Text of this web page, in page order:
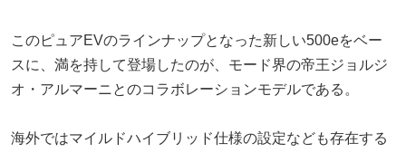
このピュアEVのラインナップとなった新しい500eをベー
スに、満を持して登場したのが、モード界の帝王ジョルジ
オ・アルマーニとのコラボレーションモデルである。
海外ではマイルドハイブリッド仕様の設定なども存在する